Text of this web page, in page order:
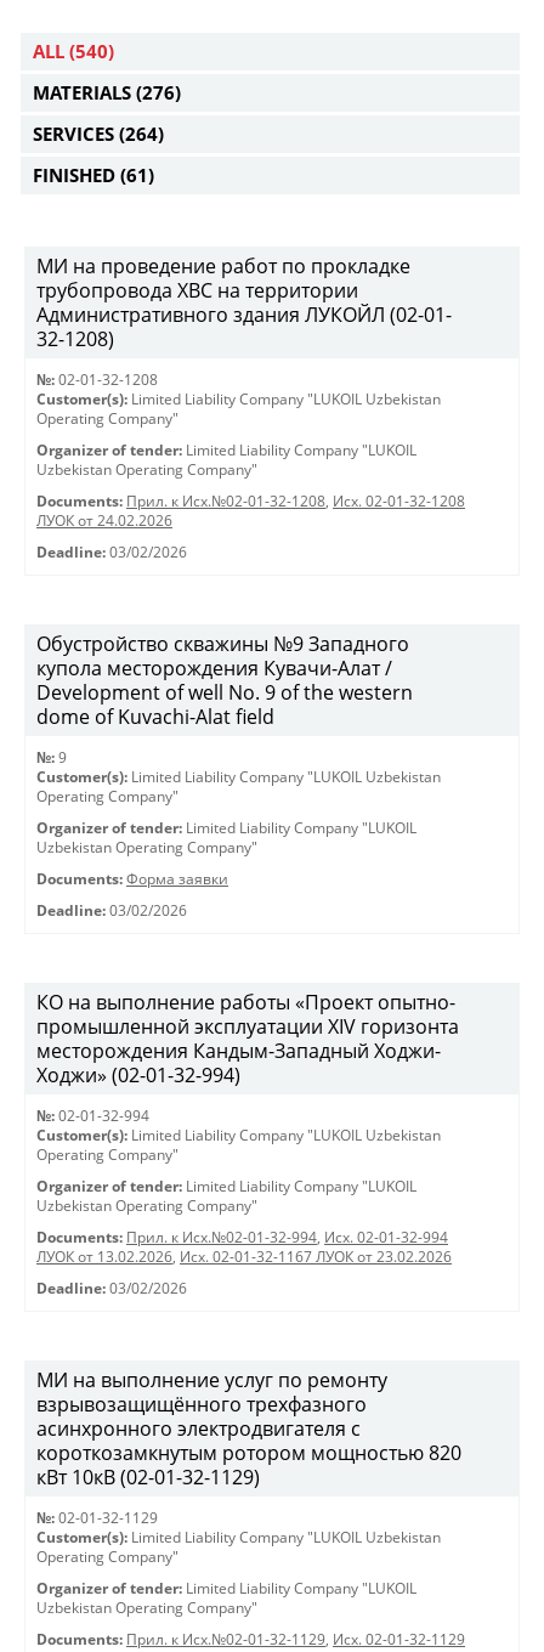
ALL (540)
MATERIALS (276)
SERVICES (264)
FINISHED (61)
МИ на проведение работ по прокладке
трубопровода ХВС на территории
Административного здания ЛУКОЙЛ (02-01-
32-1208)
№: 02-01-32-1208
Customer(s): Limited Liability Company "LUKOIL Uzbekistan
Operating Company"
Organizer of tender: Limited Liability Company "LUKOIL
Uzbekistan Operating Company"
Documents: Прил. к Исх.№02-01-32-1208, Исх. 02-01-32-1208
ЛУОК от 24.02.2026
Deadline: 03/02/2026
Обустройство скважины №9 Западного
купола месторождения Кувачи-Алат /
Development of well No. 9 of the western
dome of Kuvachi-Alat field
№: 9
Customer(s): Limited Liability Company "LUKOIL Uzbekistan
Operating Company"
Organizer of tender: Limited Liability Company "LUKOIL
Uzbekistan Operating Company"
Documents: Форма заявки
Deadline: 03/02/2026
КО на выполнение работы «Проект опытно-
промышленной эксплуатации XIV горизонта
месторождения Кандым-Западный Ходжи-
Ходжи» (02-01-32-994)
№: 02-01-32-994
Customer(s): Limited Liability Company "LUKOIL Uzbekistan
Operating Company"
Organizer of tender: Limited Liability Company "LUKOIL
Uzbekistan Operating Company"
Documents: Прил. к Исх.№02-01-32-994, Исх. 02-01-32-994
ЛУОК от 13.02.2026, Исх. 02-01-32-1167 ЛУОК от 23.02.2026
Deadline: 03/02/2026
МИ на выполнение услуг по ремонту
взрывозащищённого трехфазного
асинхронного электродвигателя с
короткозамкнутым ротором мощностью 820
кВт 10кВ (02-01-32-1129)
№: 02-01-32-1129
Customer(s): Limited Liability Company "LUKOIL Uzbekistan
Operating Company"
Organizer of tender: Limited Liability Company "LUKOIL
Uzbekistan Operating Company"
Documents: Прил. к Исх.№02-01-32-1129, Исх. 02-01-32-1129